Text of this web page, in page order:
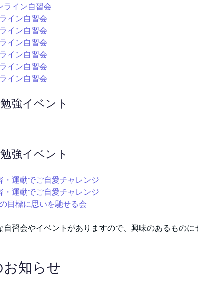
ライン自習会
イン自習会
イン自習会
イン自習会
イン自習会
イン自習会
イン自習会
強イベント
強イベント
・運動でご自愛チャレンジ
・運動でご自愛チャレンジ
目標に思いを馳せる会
習会やイベントがありますので、興味のあるものに
知らせ